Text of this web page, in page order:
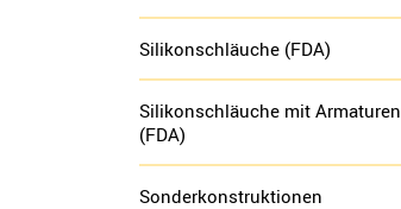
Silikonschläuche (FDA)
Silikonschläuche mit Armaturen
(FDA)
Sonderkonstruktionen